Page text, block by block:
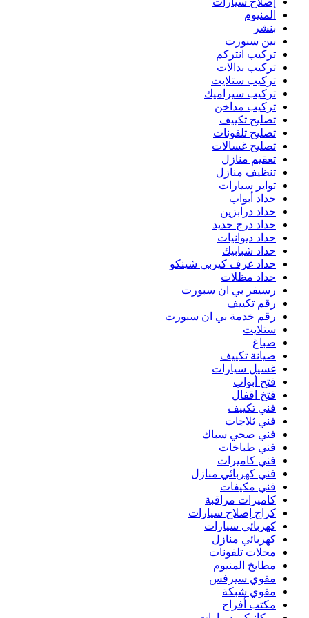
المنيوم
بنشر
بين سبورت
تركيب انتركم
تركيب بدالات
تركيب ستلايت
تركيب سيراميك
تركيب مداخن
تصليح تكييف
تصليح تلفونات
تصليح غسالات
تعقيم منازل
تنظيف منازل
تواير سيارات
حداد أبواب
حداد درابزين
حداد درج حديد
حداد ديوانيات
حداد شبابيك
حداد غرف كيربي شينكو
حداد مظلات
رسيفر بي ان سبورت
رقم تكييف
رقم خدمة بي ان سبورت
ستلايت
صباغ
صيانة تكييف
غسيل سيارات
فتح أبواب
فتخ اقفال
فني تكييف
فني ثلاجات
فني صحي سباك
فني طباخات
فني كاميرات
فني كهربائي منازل
فني مكيفات
كاميرات مراقبة
كراج إصلاح سيارات
كهربائي سيارات
كهربائي منازل
محلات تلفونات
مطابخ المنيوم
مقوي سيرفس
مقوي شبكة
مكتب أفراح